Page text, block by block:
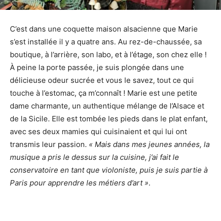
C’est dans une coquette maison alsacienne que Marie
s’est installée il y a quatre ans. Au rez-de-chaussée, sa
boutique, à l’arrière, son labo, et à l’étage, son chez elle !
À peine la porte passée, je suis plongée dans une
délicieuse odeur sucrée et vous le savez, tout ce qui
touche à l’estomac, ça m’connaît ! Marie est une petite
dame charmante, un authentique mélange de l’Alsace et
de la Sicile. Elle est tombée les pieds dans le plat enfant,
avec ses deux mamies qui cuisinaient et qui lui ont
transmis leur passion. « Mais dans mes jeunes années, la
musique a pris le dessus sur la cuisine, j’ai fait le
conservatoire en tant que violoniste, puis je suis partie à
Paris pour apprendre les métiers d’art ».